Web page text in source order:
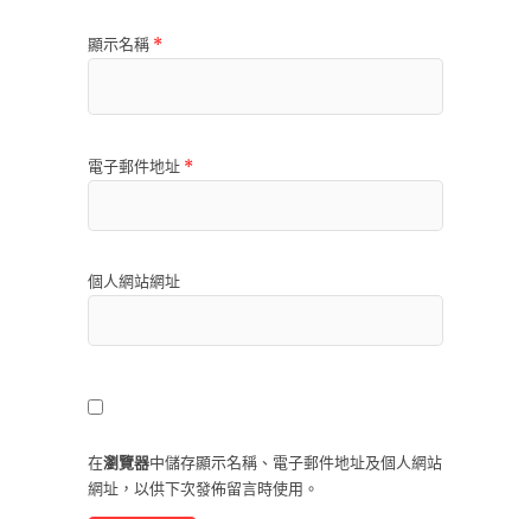
顯示名稱 *
電子郵件地址 *
個人網站網址
在瀏覽器中儲存顯示名稱、電子郵件地址及個人網站
網址，以供下次發佈留言時使用。